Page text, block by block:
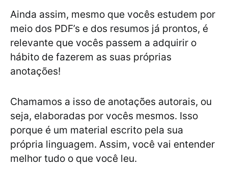
Ainda assim, mesmo que vocês estudem por
meio dos PDF’s e dos resumos já prontos, é
relevante que vocês passem a adquirir o
hábito de fazerem as suas próprias
anotações!
Chamamos a isso de anotações autorais, ou
seja, elaboradas por vocês mesmos. Isso
porque é um material escrito pela sua
própria linguagem. Assim, você vai entender
melhor tudo o que você leu.